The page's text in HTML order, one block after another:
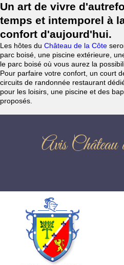
Un art de vivre
temps et intemporel à
confort d'aujourd'hui.
Les hôtes du Château de la Côte
parc boisé, une piscine extérieure,
le parc boisé où vous aurez la
Pour parfaire votre confort, un court
circuits de randonnée restaurant
pour les loisirs, une piscine et des
proposés.
Avis